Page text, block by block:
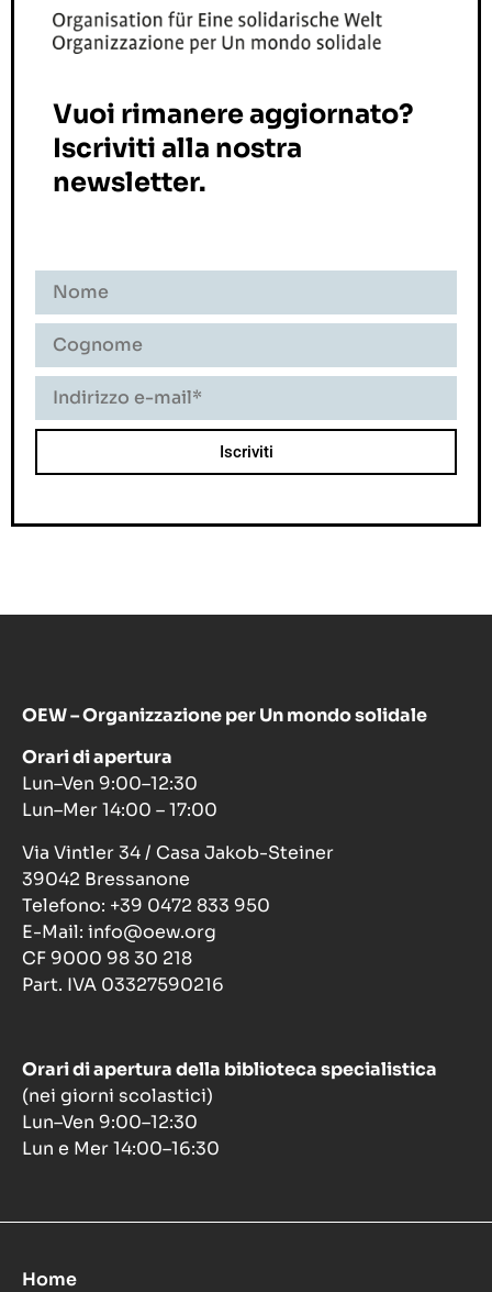
Vuoi rimanere aggiornato?
Iscriviti alla nostra
newsletter.
OEW – Organizzazione per Un mondo solidale
Orari di apertura
Lun–Ven 9:00–12:30
Lun–Mer 14:00 – 17:00
Via Vintler 34 / Casa Jakob-Steiner
39042 Bressanone
Telefono: +39 0472 833 950
E-Mail: info@oew.org
CF 9000 98 30 218
Part. IVA 03327590216
Orari di apertura della biblioteca specialistica
(nei giorni scolastici)
Lun–Ven 9:00–12:30
Lun e Mer 14:00–16:30
Home